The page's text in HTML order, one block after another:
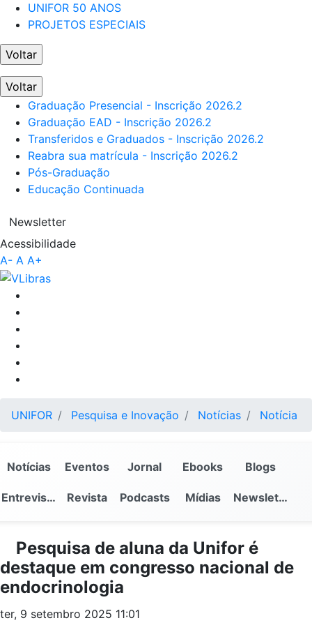
UNIFOR 50 ANOS
PROJETOS ESPECIAIS
Voltar
Voltar
Graduação Presencial - Inscrição 2026.2
Graduação EAD - Inscrição 2026.2
Transferidos e Graduados - Inscrição 2026.2
Reabra sua matrícula - Inscrição 2026.2
Pós-Graduação
Educação Continuada
Newsletter
Acessibilidade
A- A A+
UNIFOR Pesquisa e Inovação Notícias Notícia
Notícias Eventos Jornal Ebooks Blogs
Entrevistas Revista Podcasts Mídias Newsletter
Pesquisa de aluna da Unifor é
destaque em congresso nacional de
endocrinologia
ter, 9 setembro 2025 11:01